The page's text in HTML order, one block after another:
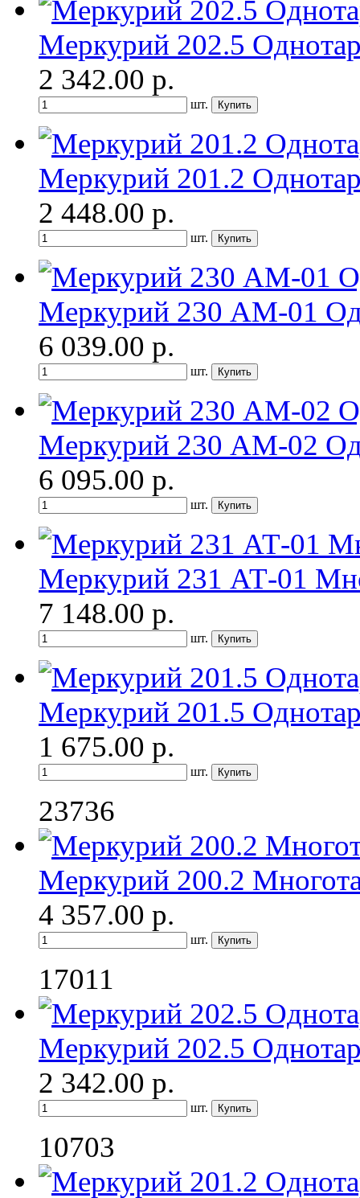
Меркурий 202.5
2 342.00 р.
шт.
Меркурий 201.2
2 448.00 р.
шт.
Меркурий 230 АМ-01
6 039.00 р.
шт.
Меркурий 230 АМ-02
6 095.00 р.
шт.
Меркурий 231 АТ-01
7 148.00 р.
шт.
Меркурий 201.5
1 675.00 р.
шт.
23736
Меркурий 200.2
4 357.00 р.
шт.
17011
Меркурий 202.5
2 342.00 р.
шт.
10703